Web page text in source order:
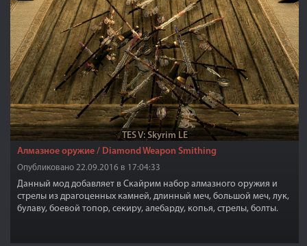
TES V: Skyrim LE
Алмазное оружие / Diamond Weapon Smithing
Опубликовано 22.09.2016 в 17:04:33
Данный мод добавляет в Скайрим набор алмазного оружия и
стрелы из драгоценных камней, длинный меч, большой меч, лук,
булаву, боевой топор, секиру, алебарду, копья, стрелы, болты.